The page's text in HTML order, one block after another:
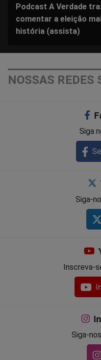
Podcast A Verdade
comentar a eleição
história (assista)
NOSSAS REDES
Siga
Siga-
Inscreva-
Siga-